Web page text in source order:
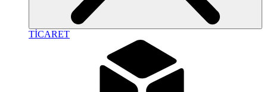
TİCARET